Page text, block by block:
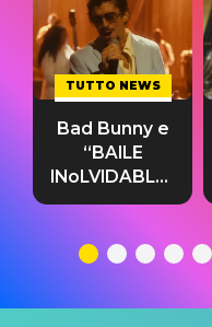
TUTTO NEWS
Bad Bunny e
“BAILE
INoLVIDABLE”:
testo,
significato